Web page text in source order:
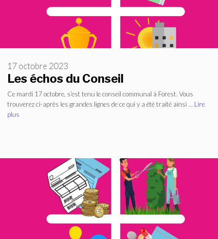
Les échos du Conseil
17 octobre 2023
Ce mardi 17 octobre, s’est tenu le conseil communal à Forest. Vous
trouverez ci-après les grandes lignes de ce qui y a été traité ainsi … Lire
plus